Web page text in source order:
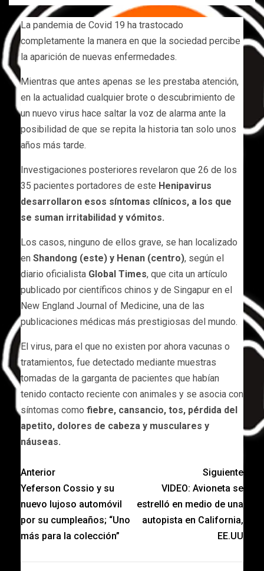
La pandemia de Covid 19 ha trastocado
completamente la manera en que la sociedad percibe
la aparición de nuevas enfermedades.
Mientras que antes apenas se les prestaba atención,
en la actualidad cualquier brote o descubrimiento de
un nuevo virus hace saltar la voz de alarma ante la
posibilidad de que se repita la historia tan solo unos
años más tarde.
Investigaciones posteriores revelaron que 26 de los
35 pacientes portadores de este Henipavirus
desarrollaron esos síntomas clínicos, a los que
se suman irritabilidad y vómitos.
Los casos, ninguno de ellos grave, se han localizado
en Shandong (este) y Henan (centro), según el
diario oficialista Global Times, que cita un artículo
publicado por científicos chinos y de Singapur en el
New England Journal of Medicine, una de las
publicaciones médicas más prestigiosas del mundo.
El virus, para el que no existen por ahora vacunas o
tratamientos, fue detectado mediante muestras
tomadas de la garganta de pacientes que habían
tenido contacto reciente con animales y se asocia con
síntomas como fiebre, cansancio, tos, pérdida del
apetito, dolores de cabeza y musculares y
náuseas.
Anterior
Yeferson Cossio y su
nuevo lujoso automóvil
por su cumpleaños; “Uno
más para la colección”
Siguiente
VIDEO: Avioneta se
estrelló en medio de una
autopista en California,
EE.UU